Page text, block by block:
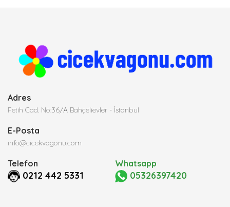
Adres
Fetih Cad. No:36/A Bahçelievler - İstanbul
E-Posta
info@cicekvagonu.com
Telefon
0212 442 5331
Whatsapp
05326397420